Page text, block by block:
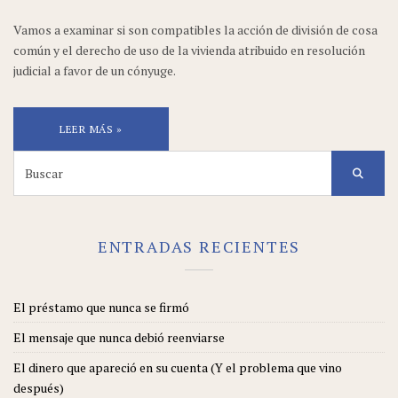
Vamos a examinar si son compatibles la acción de división de cosa
común y el derecho de uso de la vivienda atribuido en resolución
judicial a favor de un cónyuge.
LEER MÁS »
for:
ENTRADAS RECIENTES
El préstamo que nunca se firmó
El mensaje que nunca debió reenviarse
El dinero que apareció en su cuenta (Y el problema que vino
después)